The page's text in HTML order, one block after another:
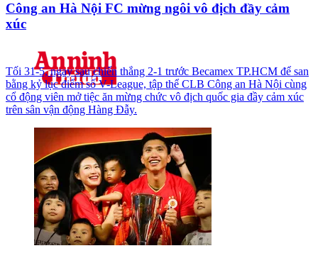
Công an Hà Nội FC mừng ngôi vô địch đầy cảm
xúc
Tối 31-5, ngay sau chiến thắng 2-1 trước Becamex TP.HCM để san
bằng kỷ lục điểm số V-League, tập thể CLB Công an Hà Nội cùng
cổ động viên mở tiệc ăn mừng chức vô địch quốc gia đầy cảm xúc
trên sân vận động Hàng Đẫy.